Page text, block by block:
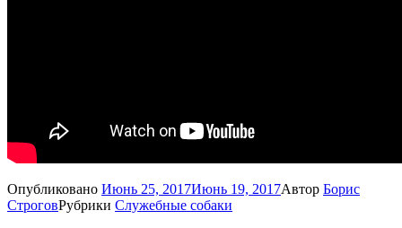
Опубликовано Июнь 25, 2017Июнь 19, 2017Автор Борис
СтроговРубрики Служебные собаки